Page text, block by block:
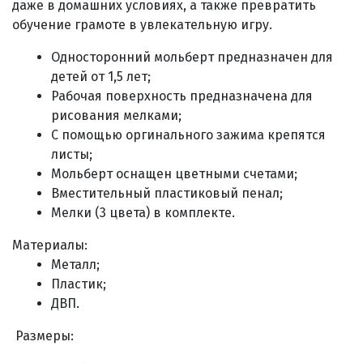
даже в домашних условиях, а также превратить
обучение грамоте в увлекательную игру.
Односторонний мольберт предназначен для
детей от 1,5 лет;
Рабочая поверхность предназначена для
рисования мелками;
С помощью оргинального зажима крепятся
листы;
Мольберт оснащен цветными счетами;
Вместительный пластиковый пенал;
Мелки (3 цвета) в комплекте.
Материалы:
Металл;
Пластик;
ДВП.
Размеры: